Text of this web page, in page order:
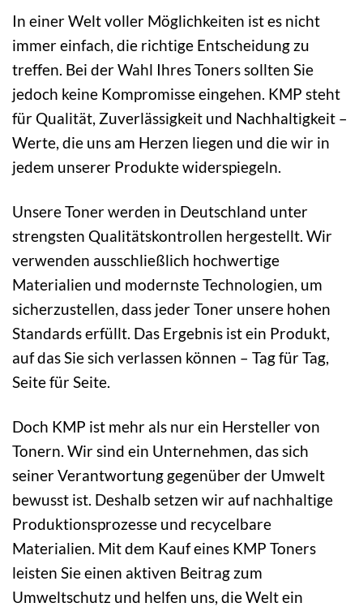
In einer Welt voller Möglichkeiten ist es nicht
immer einfach, die richtige Entscheidung zu
treffen. Bei der Wahl Ihres Toners sollten Sie
jedoch keine Kompromisse eingehen. KMP steht
für Qualität, Zuverlässigkeit und Nachhaltigkeit –
Werte, die uns am Herzen liegen und die wir in
jedem unserer Produkte widerspiegeln.
Unsere Toner werden in Deutschland unter
strengsten Qualitätskontrollen hergestellt. Wir
verwenden ausschließlich hochwertige
Materialien und modernste Technologien, um
sicherzustellen, dass jeder Toner unsere hohen
Standards erfüllt. Das Ergebnis ist ein Produkt,
auf das Sie sich verlassen können – Tag für Tag,
Seite für Seite.
Doch KMP ist mehr als nur ein Hersteller von
Tonern. Wir sind ein Unternehmen, das sich
seiner Verantwortung gegenüber der Umwelt
bewusst ist. Deshalb setzen wir auf nachhaltige
Produktionsprozesse und recycelbare
Materialien. Mit dem Kauf eines KMP Toners
leisten Sie einen aktiven Beitrag zum
Umweltschutz und helfen uns, die Welt ein